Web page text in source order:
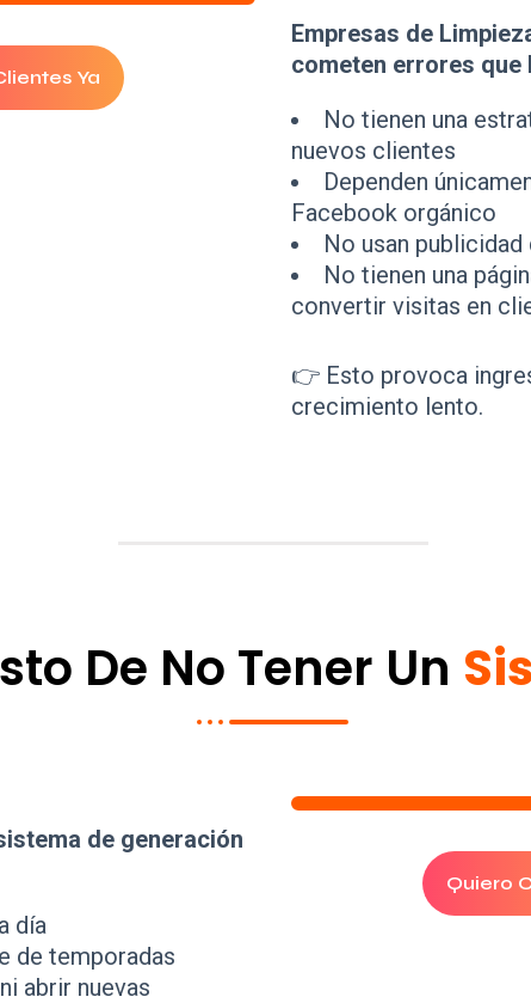
Ya
Empresas de
cometen errores
No tienen una
nuevos clientes
Dependen
Facebook orgánico
No usan
No tienen una
convertir visitas en
👉 Esto provoca
crecimiento lento.
De No Tener Un
de generación
día
de temporadas
abrir nuevas
Quiero